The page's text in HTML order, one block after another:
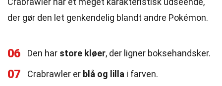
der gør den let genkendelig blandt andre Pokémon.
06 Den har store kløer, der ligner boksehandsker.
07 Crabrawler er blå og lilla i farven.